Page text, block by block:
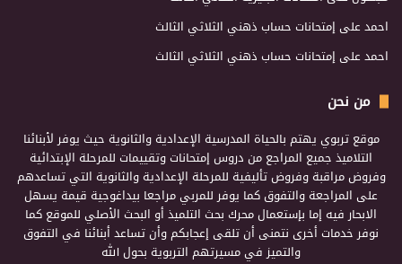
احمدعلى إمتحانات حساب ذهني الثلاثي الثالث
احمدعلى إمتحانات حساب ذهني الثلاثي الثالث
من نحن
موقع تربوي يهتم بالحياة المدرسية الإعدادية والثانوية حيث يوفر لأبنائنا
التلاميذ جميع المراجع من دروس إمتحانات وتقييمات للمرحلة الإبتدائية
وفروض مراقبة وفروض تأليفية للمرحلة الإعدادية والثانوية التي تساعدهم
على المراجعة والتفوق كما يوفر للمربي مراجعا بيداغوجية قيمة يسهل
الابحار فيه إما بإستعمال محرك بحث التلميذ أو البحث الأصلي للموقع كما
نوفر خدمات أخرى نتمنى أن تلقى إعجابكم وأن تساعد أبنائنا في التفوق
والتميز في مسيرتهم التربوية بحول الله